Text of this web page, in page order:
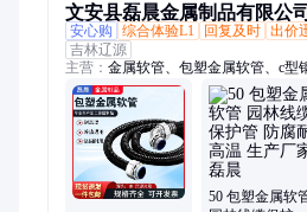
文安县磊晨金属制品有限公司
安心购
综合体验L1 回复及时 出价
吉林辽源
主营： 金属软管、包塑金属软管、c型
金属穿线管、镀锌钢管、穿线包塑金
金属软管包塑软管、国标包塑金属软
属包塑法兰式软管、包塑pvc金属软
弯折边C型钢、C型钢材、冲孔C型钢
型钢、JDG金属穿线管、预埋金属穿
属穿线管、防火桥架
50 包塑金属软